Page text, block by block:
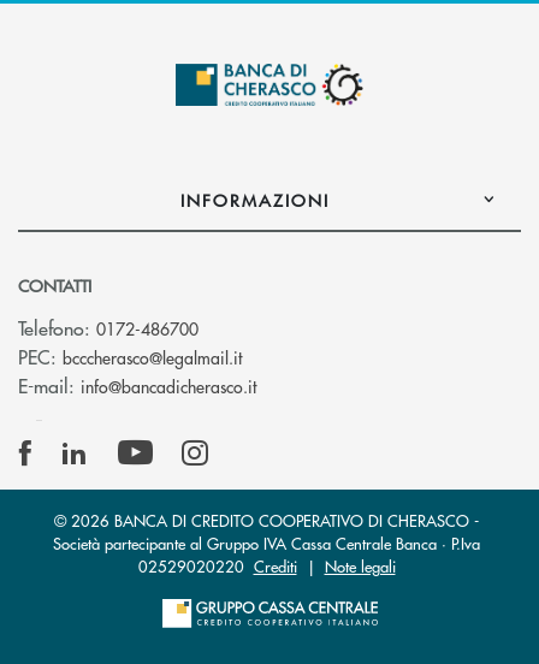
INFORMAZIONI
CONTATTI
Telefono: 0172-486700
PEC: bcccherasco@legalmail.it(si apre l’app di posta elettronica)
E-mail: info@bancadicherasco.it(si apre l’app di posta elettronica)
© 2026 BANCA DI CREDITO COOPERATIVO DI CHERASCO -
Società partecipante al Gruppo IVA Cassa Centrale Banca · P.Iva
02529020220 Crediti| Note legali